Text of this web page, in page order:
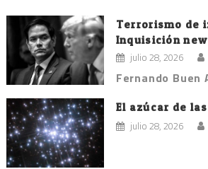
Terrorismo de
Inquisición
julio 28, 2026
Fernando Buen
El azúcar de
julio 28, 2026